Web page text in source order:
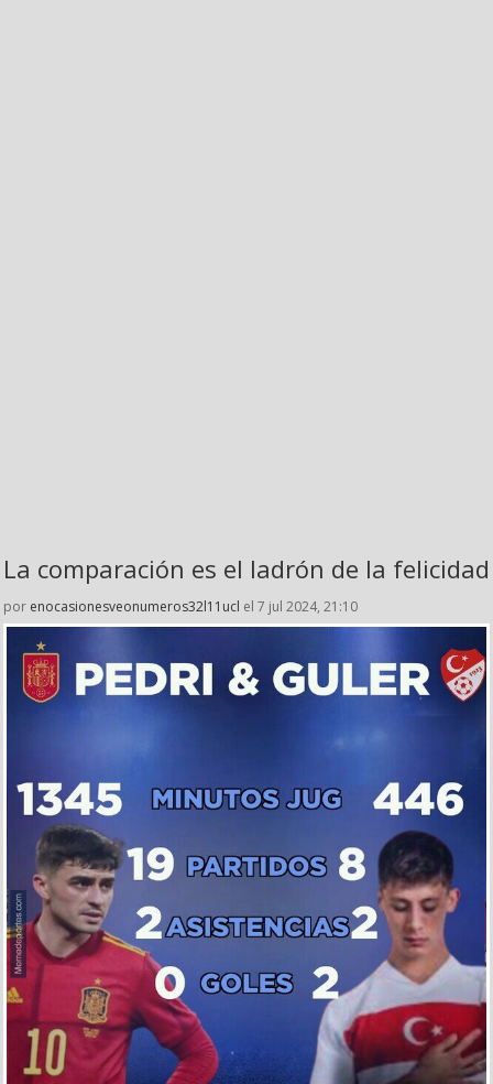
La comparación es el ladrón de la felicidad
por enocasionesveonumeros32l11ucl el 7 jul 2024, 21:10